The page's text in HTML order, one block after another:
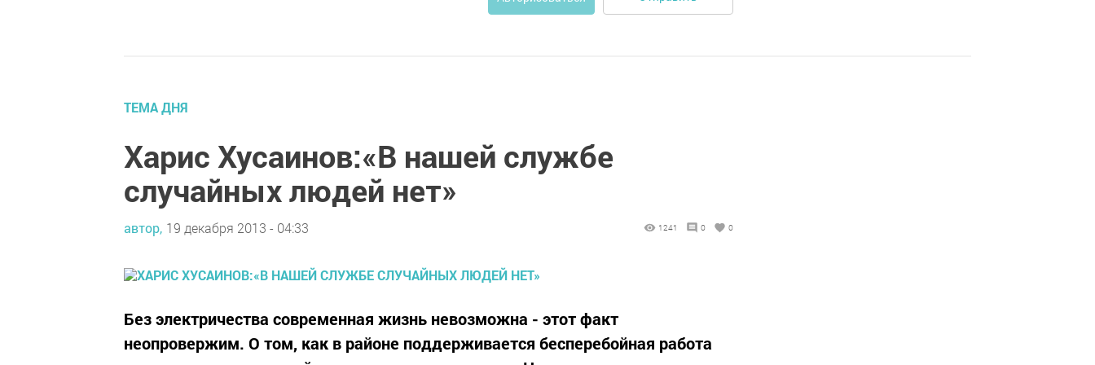
ТЕМА ДНЯ
Харис Хусаинов:«В нашей службе
случайных людей нет»
автор, 19 декабря 2013 - 04:33 1241 0 0
Без электричества современная жизнь невозможна - этот факт
неопровержим. О том, как в районе поддерживается бесперебойная работа